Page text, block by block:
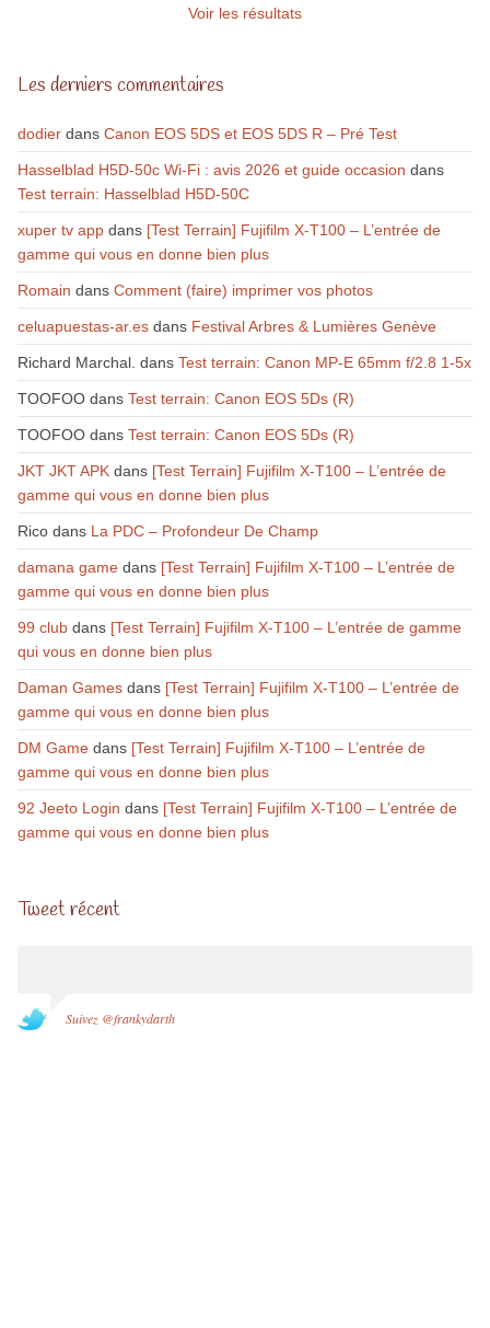
Voir les résultats
Les derniers commentaires
dodierdans Canon EOS 5DS et EOS 5DS R – Pré Test
Hasselblad H5D-50c Wi-Fi : avis 2026 et guide occasion dans
Test terrain: Hasselblad H5D-50C
xuper tv appdans [Test Terrain] Fujifilm X-T100 – L’entrée de
gamme qui vous en donne bien plus
Romain dans Comment (faire) imprimer vos photos
celuapuestas-ar.esdans Festival Arbres & Lumières Genève
Richard Marchal. dans Test terrain: Canon MP-E 65mm f/2.8 1-5x
TOOFOOdans Test terrain: Canon EOS 5Ds (R)
TOOFOOdans Test terrain: Canon EOS 5Ds (R)
JKT JKT APKdans [Test Terrain] Fujifilm X-T100 – L’entrée de
gamme qui vous en donne bien plus
Ricodans La PDC – Profondeur De Champ
damana gamedans [Test Terrain] Fujifilm X-T100 – L’entrée de
gamme qui vous en donne bien plus
99 clubdans [Test Terrain] Fujifilm X-T100 – L’entrée de gamme
qui vous en donne bien plus
Daman Gamesdans [Test Terrain] Fujifilm X-T100 – L’entrée de
gamme qui vous en donne bien plus
DM Gamedans [Test Terrain] Fujifilm X-T100 – L’entrée de
gamme qui vous en donne bien plus
92 Jeeto Login dans [Test Terrain] Fujifilm X-T100 – L’entrée de
gamme qui vous en donne bien plus
Tweet récent
Suivez @frankydarth